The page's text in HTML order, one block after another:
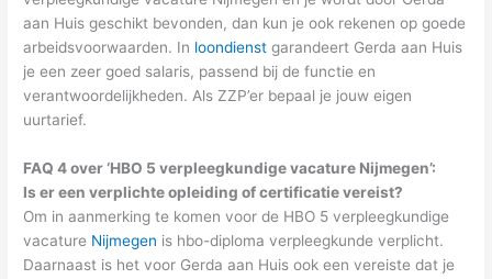
aan Huis geschikt bevonden, dan kun je ook rekenen op goede
arbeidsvoorwaarden. In loondienst garandeert Gerda aan Huis
je een zeer goed salaris, passend bij de functie en
verantwoordelijkheden. Als ZZP’er bepaal je jouw eigen
uurtarief.
FAQ 4 over ‘HBO 5 verpleegkundige vacature Nijmegen’:
Is er een verplichte opleiding of certificatie vereist?
Om in aanmerking te komen voor de HBO 5 verpleegkundige
vacature Nijmegen is hbo-diploma verpleegkunde verplicht.
Daarnaast is het voor Gerda aan Huis ook een vereiste dat je